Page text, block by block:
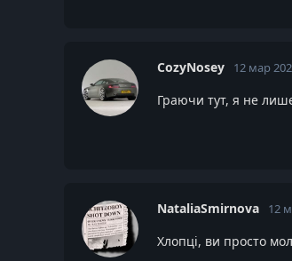
CozyNosey 12 мар
Граючи тут, я не
NataliaSmirnova 12
Хлопці, ви просто